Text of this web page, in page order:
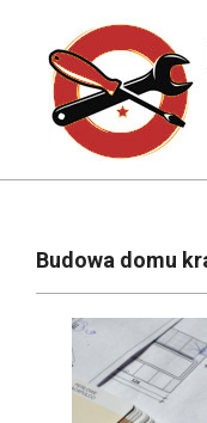
content
NavigationBudowa domu